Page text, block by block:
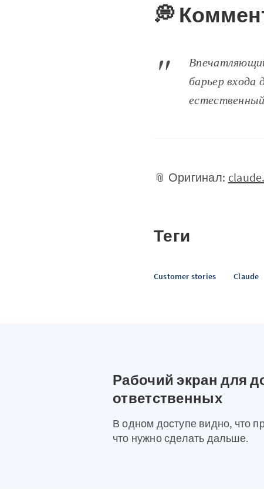
💭
барьер входа
📎 Оригинал:
Теги
Customer stories Claude
Рабочий экран для
ответственных
В одном доступе видно, что
что нужно сделать дальше.